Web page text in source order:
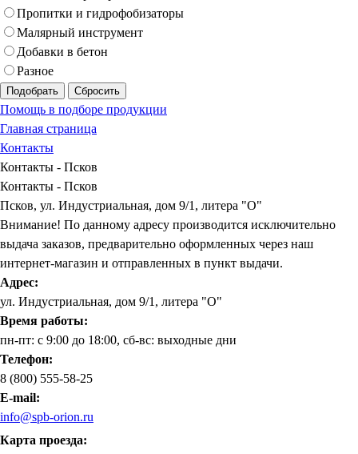
Пропитки и гидрофобизаторы
Малярный инструмент
Добавки в бетон
Разное
Подобрать Сбросить
Помощь в подборе продукции
Главная страница
Контакты
Контакты - Псков
Контакты - Псков
Псков, ул. Индустриальная, дом 9/1, литера "О"
Внимание! По данному адресу производится исключительно
выдача заказов, предварительно оформленных через наш
интернет-магазин и отправленных в пункт выдачи.
Адрес:
ул. Индустриальная, дом 9/1, литера "О"
Время работы:
пн-пт: с 9:00 до 18:00, сб-вс: выходные дни
Телефон:
8 (800) 555-58-25
E-mail:
info@spb-orion.ru
Карта проезда: